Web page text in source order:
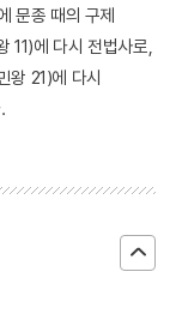
문종 때의 구제
에 다시 전법사로,
왕 21)에 다시